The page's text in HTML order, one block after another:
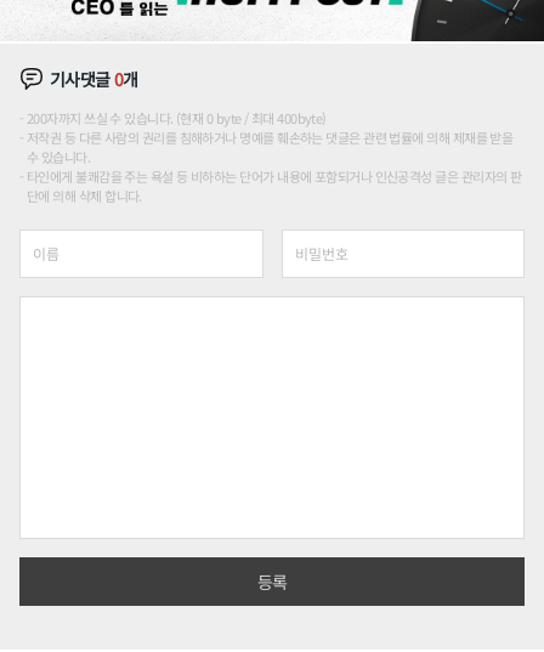
기사댓글0개
200자까지 쓰실 수 있습니다. (현재 0 byte / 최대 400byte)
저작권 등 다른 사람의 권리를 침해하거나 명예를 훼손하는 댓글은 관련 법률에 의해 제재를 받을
수 있습니다.
타인에게 불쾌감을 주는 욕설 등 비하하는 단어가 내용에 포함되거나 인신공격성 글은 관리자의 판
단에 의해 삭제 합니다.